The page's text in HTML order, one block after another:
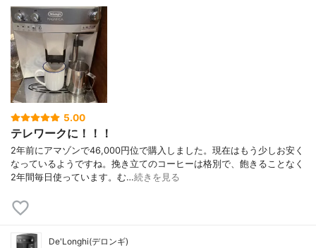
5.00
テレワークに！！！
2年前にアマゾンで46,000円位で購入しました。現在はもう少しお安く
なっているようですね。挽き立てのコーヒーは格別で、飽きることなく
2年間毎日使っています。む…続きを見る
De'Longhi(デロンギ)